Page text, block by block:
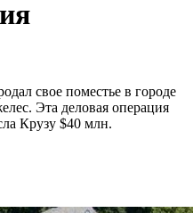
свое поместье в городе
Эта деловая операция
Крузу $40 млн.